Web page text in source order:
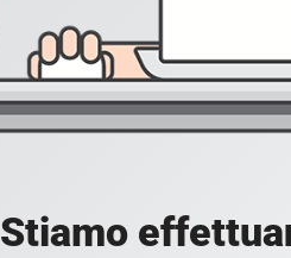
Stiamo